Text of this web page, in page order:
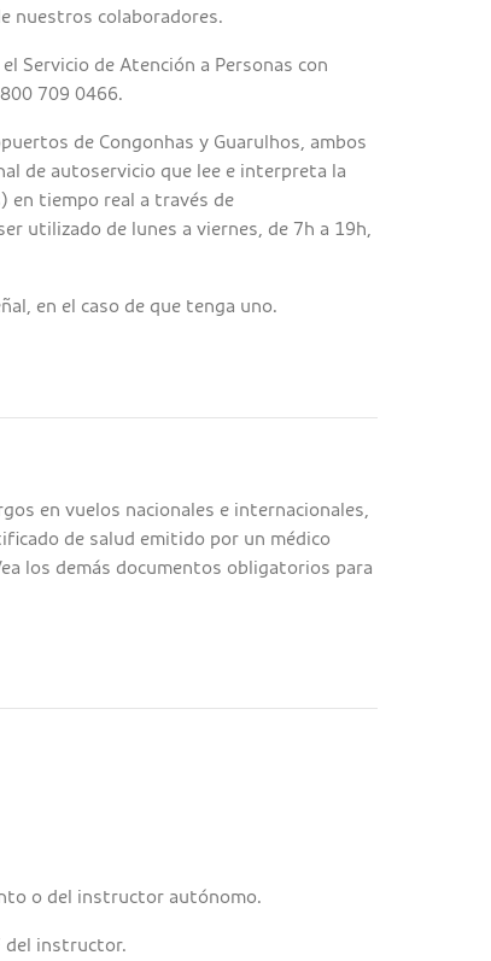
nuestros colaboradores.
Servicio de Atención a Personas con
709 0466.
de Congonhas y Guarulhos, ambos
de autoservicio que lee e interpreta la
en tiempo real a través de
utilizado de lunes a viernes, de 7h a 19h,
en el caso de que tenga uno.
en vuelos nacionales e internacionales,
de salud emitido por un médico
los demás documentos obligatorios para
o del instructor autónomo.
del instructor.